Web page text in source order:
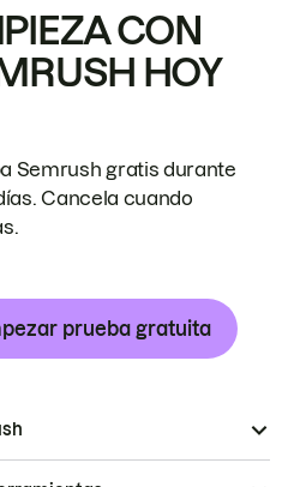
CON
HOY
Semrush gratis durante
Cancela cuando
prueba gratuita